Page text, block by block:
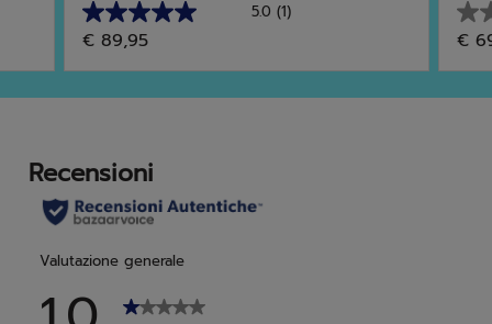
5.0 (1)
5.0
su
5
stelle.
recensione
€ 89,95
0.0
su
5
€